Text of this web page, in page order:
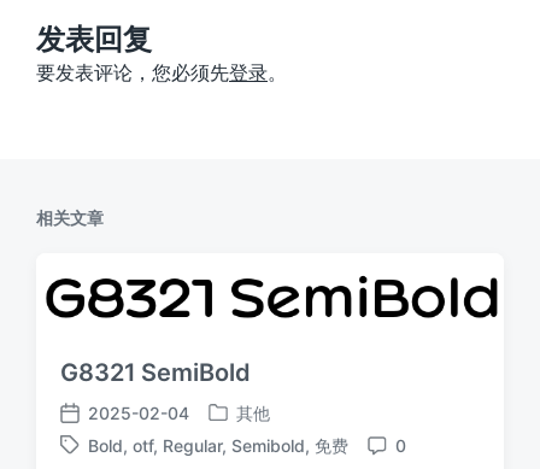
：
发表回复
要发表评论，您必须先登录。
相关文章
G8321 SemiBold
发
布
2025-02-04
发
布
其他
标
Bold, otf, Regular, Semibold, 免费
评
0